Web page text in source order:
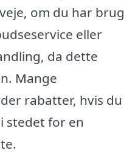
om du har brug
eller
da dette
Mange
rabatter, hvis du
stedet for en